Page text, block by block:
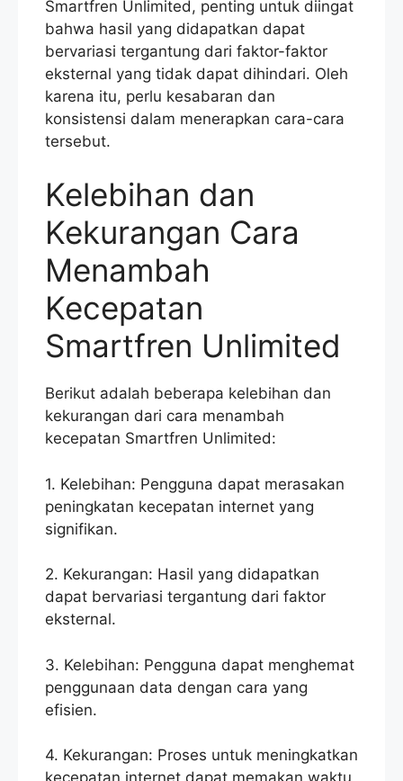
Smartfren Unlimited, penting untuk diingat
bahwa hasil yang didapatkan dapat
bervariasi tergantung dari faktor-faktor
eksternal yang tidak dapat dihindari. Oleh
karena itu, perlu kesabaran dan
konsistensi dalam menerapkan cara-cara
tersebut.
Kelebihan dan
Kekurangan Cara
Menambah
Kecepatan
Smartfren Unlimited
Berikut adalah beberapa kelebihan dan
kekurangan dari cara menambah
kecepatan Smartfren Unlimited:
1. Kelebihan: Pengguna dapat merasakan
peningkatan kecepatan internet yang
signifikan.
2. Kekurangan: Hasil yang didapatkan
dapat bervariasi tergantung dari faktor
eksternal.
3. Kelebihan: Pengguna dapat menghemat
penggunaan data dengan cara yang
efisien.
4. Kekurangan: Proses untuk meningkatkan
kecepatan internet dapat memakan waktu